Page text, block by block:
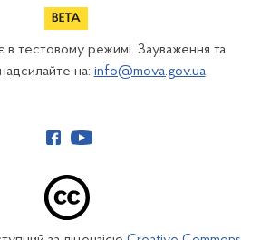
в тестовому режимі. Зауваження та
на: info@mova.gov.ua